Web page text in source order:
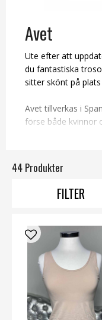
Avet
Ute efter att
du fantastiska
sitter skönt på plats
Avet tillverkas i
förse både kvinnor
Kollektionen
Beställ via SMILE
levererade!
44 Produkter
FILTER